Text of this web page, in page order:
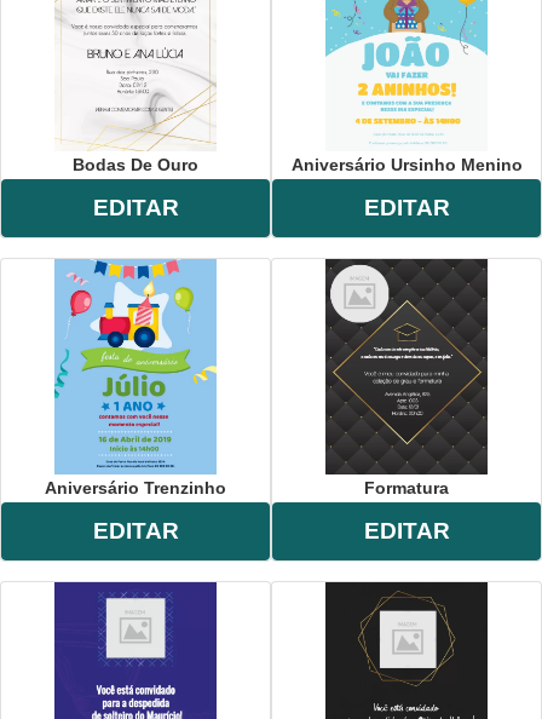
Bodas De Ouro
EDITAR
Aniversário Ursinho Menino
EDITAR
Aniversário Trenzinho
EDITAR
Formatura
EDITAR